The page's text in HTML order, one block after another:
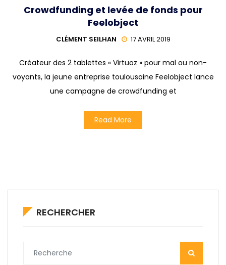
Crowdfunding et levée de fonds pour
Feelobject
CLÉMENT SEILHAN 17 AVRIL 2019
Créateur des 2 tablettes « Virtuoz » pour mal ou non-
voyants, la jeune entreprise toulousaine Feelobject lance
une campagne de crowdfunding et
Read More
RECHERCHER